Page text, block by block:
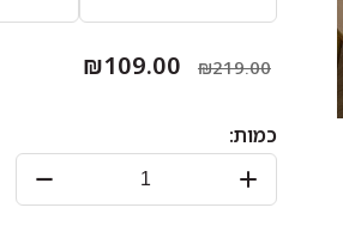
₪219.00
₪109.00
כמות: